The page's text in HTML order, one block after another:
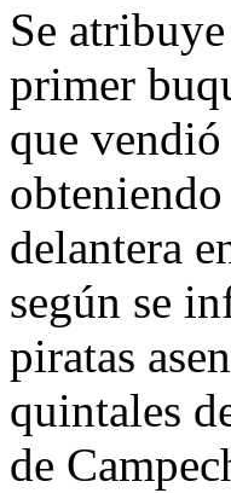
Se
primer
que
delantera
según se
piratas
quintales
de